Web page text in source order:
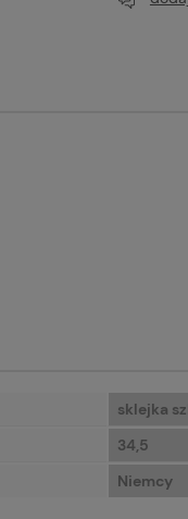
sklejka
34,5
Niemcy